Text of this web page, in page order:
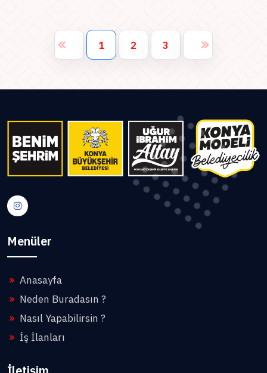
1 2 3
Menüler
Anasayfa
Neden Buradasın ?
Nasıl Yapabilirsin ?
İş İlanları